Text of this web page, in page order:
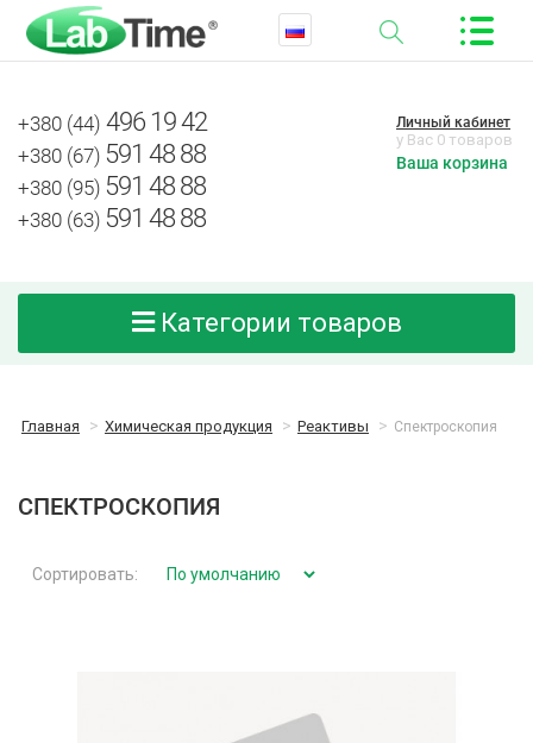
+380 (44) 496 19 42
+380 (67) 591 48 88
+380 (95) 591 48 88
+380 (63) 591 48 88
Личный кабинет
у Вас 0 товаров
Ваша корзина
Категории товаров
Главная Химическая продукция Реактивы Спектроскопия
СПЕКТРОСКОПИЯ
Сортировать: